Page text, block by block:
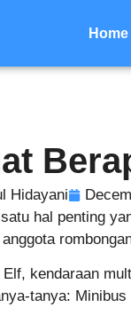
Home
Hidayani
hal penting
kendaraan
tanya: